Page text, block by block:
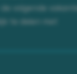
volgende
te delen met